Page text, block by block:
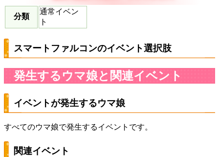
分類
通常イベン
ト
スマートファルコンのイベント選択肢
発生するウマ娘と関連イベント
イベントが発生するウマ娘
すべてのウマ娘で発生するイベントです。
関連イベント